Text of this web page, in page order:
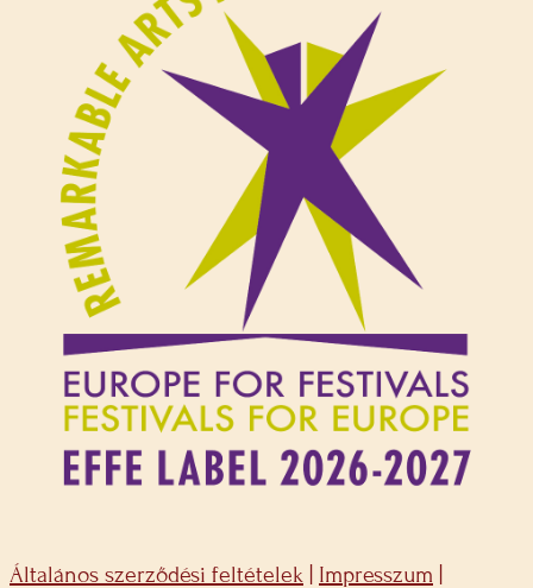
Általános szerződési feltételek Impresszum